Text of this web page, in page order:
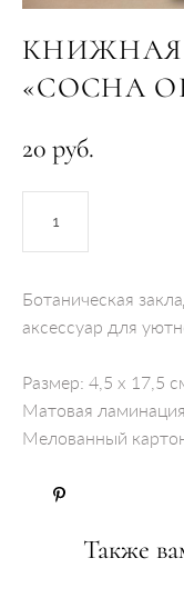
КНИЖНАЯ
«СОСНА
20 pуб.
Ботаническая
аксессуар для
Размер: 4,5 х 17,5
Матовая ламинация
Мелованный
Также